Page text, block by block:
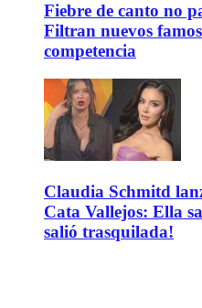
Fiebre de canto no
Filtran nuevos
competencia
Claudia Schmitd
Cata Vallejos: Ella
salió trasquilada!